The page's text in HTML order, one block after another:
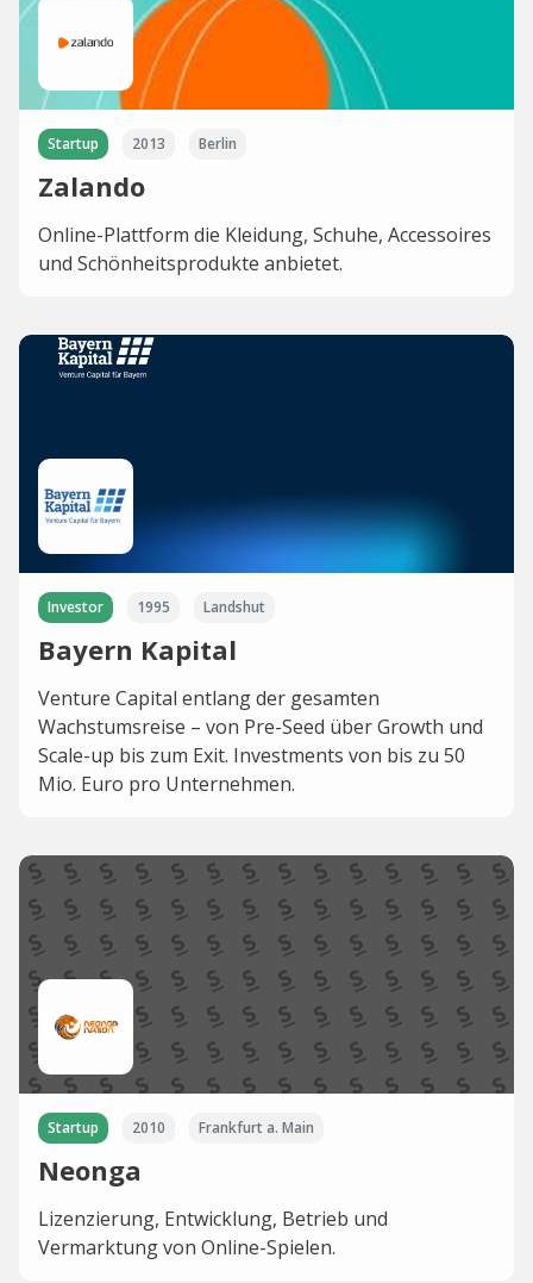
Startup 2013 Berlin
Zalando
Online-Plattform die Kleidung, Schuhe, Accessoires
und Schönheitsprodukte anbietet.
Investor 1995 Landshut
Bayern Kapital
Venture Capital entlang der gesamten
Wachstumsreise – von Pre-Seed über Growth und
Scale-up bis zum Exit. Investments von bis zu 50
Mio. Euro pro Unternehmen.
Startup 2010 Frankfurt a. Main
Neonga
Lizenzierung, Entwicklung, Betrieb und
Vermarktung von Online-Spielen.